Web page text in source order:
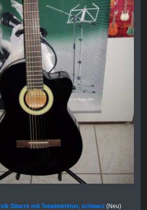
Gitarre mit Tonabnehmer, schwarz (Neu)